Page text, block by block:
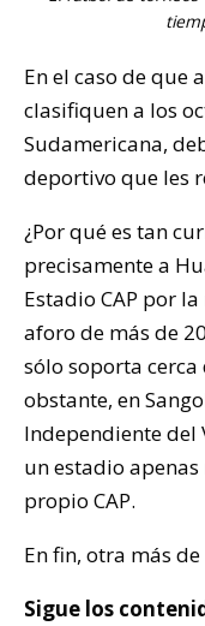
En el caso de que
clasifiquen a los
Sudamericana,
deportivo que les
¿Por qué es tan
precisamente a
Estadio CAP por
aforo de más de
sólo soporta
obstante, en
Independiente del
un estadio
propio CAP.
En fin, otra más
Sigue los